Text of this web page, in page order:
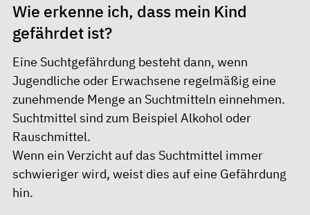
Wie erkenne ich, dass mein Kind
gefährdet ist?
Eine Suchtgefährdung besteht dann, wenn
Jugendliche oder Erwachsene regelmäßig eine
zunehmende Menge an Suchtmitteln einnehmen.
Suchtmittel sind zum Beispiel Alkohol oder
Rauschmittel.
Wenn ein Verzicht auf das Suchtmittel immer
schwieriger wird, weist dies auf eine Gefährdung
hin.